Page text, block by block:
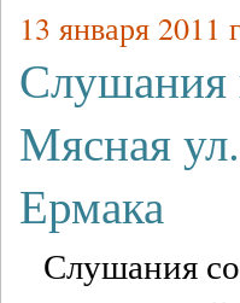
13 января 2011
Мясная
Ермака
Слушания